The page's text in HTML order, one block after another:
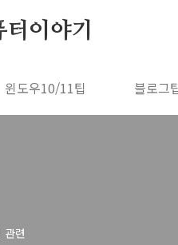
이야기
윈도우10/11팁 블로그
관련